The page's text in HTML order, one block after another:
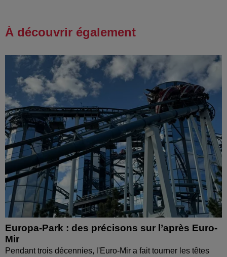
À découvrir également
Europa-Park : des précisons sur l’après Euro-
Mir
Pendant trois décennies, l'Euro-Mir a fait tourner les têtes